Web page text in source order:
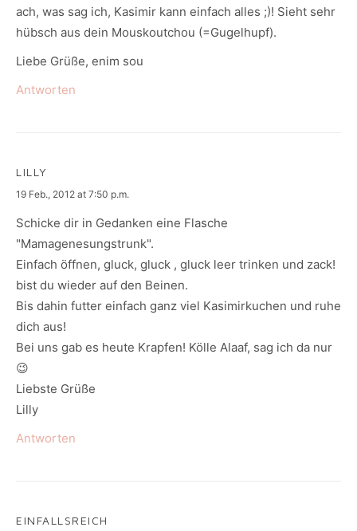
ach, was sag ich, Kasimir kann einfach alles ;)! Sieht sehr
hübsch aus dein Mouskoutchou (=Gugelhupf).
Liebe Grüße, enim sou
Antworten
LILLY
says:
19 Feb., 2012 at 7:50 p.m.
Schicke dir in Gedanken eine Flasche
"Mamagenesungstrunk".
Einfach öffnen, gluck, gluck , gluck leer trinken und zack!
bist du wieder auf den Beinen.
Bis dahin futter einfach ganz viel Kasimirkuchen und ruhe
dich aus!
Bei uns gab es heute Krapfen! Kölle Alaaf, sag ich da nur
😉
Liebste Grüße
Lilly
Antworten
EINFALLSREICH